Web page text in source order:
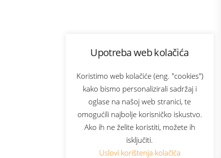
Upotreba web kolačića
Koristimo web kolačiće (eng. "cookies")
kako bismo personalizirali sadržaj i
oglase na našoj web stranici, te
omogućili najbolje korisničko iskustvo.
Ako ih ne želite koristiti, možete ih
isključiti.
Uslovi korištenja kolačića
Bonus plus
Prijava za newsletter